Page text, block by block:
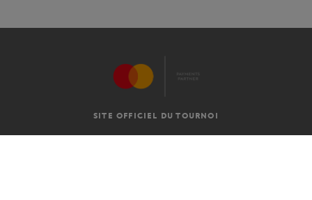
SITE OFFICIEL DU TOURNOI